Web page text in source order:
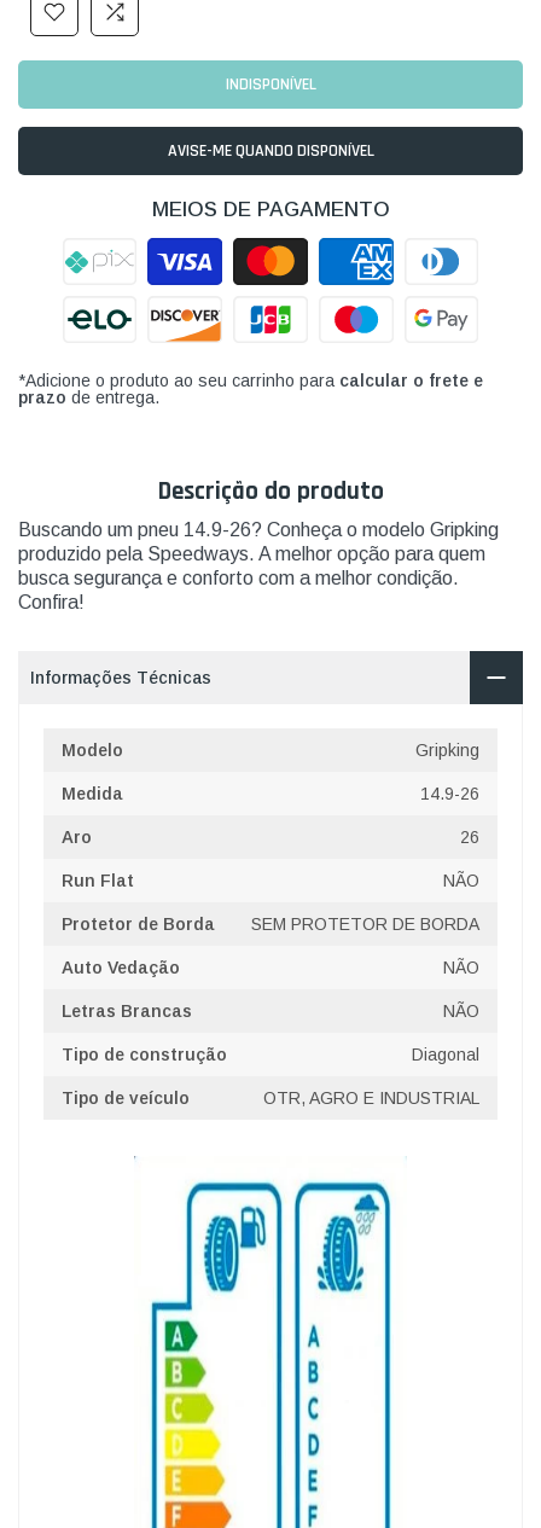
INDISPONÍVEL
AVISE-ME QUANDO DISPONÍVEL
MEIOS DE PAGAMENTO
*Adicione o produto ao seu carrinho para calcular o frete e
prazo de entrega.
Descrição do produto
Buscando um pneu 14.9-26? Conheça o modelo Gripking
produzido pela Speedways. A melhor opção para quem
busca segurança e conforto com a melhor condição.
Confira!
Informações Técnicas
Modelo Gripking
Medida 14.9-26
Aro 26
Run Flat NÃO
Protetor de Borda SEM PROTETOR DE BORDA
Auto Vedação NÃO
Letras Brancas NÃO
Tipo de construção Diagonal
Tipo de veículo OTR, AGRO E INDUSTRIAL